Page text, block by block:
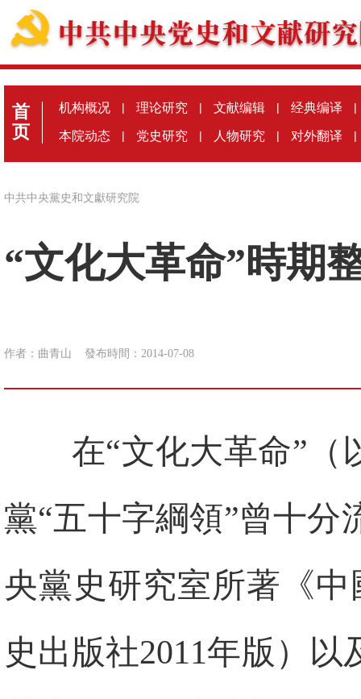
首
页
机构概况 | 理论研究 | 文献编辑 | 经典编译 |
本院动态 | 党史研究 | 人物研究 | 对外翻译 |
中共中央黨史和文獻研究院
“文化大革命”時期
作者：曲青山 發布時間：2014-07-08
在“文化大革命”（
黨“五十字綱領”曾十分
央黨史研究室所著《
史出版社2011年版）